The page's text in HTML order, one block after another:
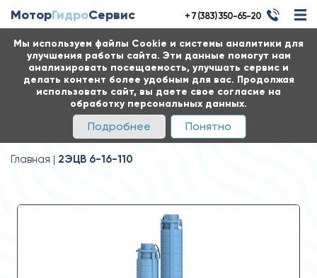
Мы используем файлы Cookie и системы аналитики для
улучшения работы сайта. Эти данные помогут нам
анализировать посещаемость, улучшать сервис и
делать контент более удобным для вас. Продолжая
использовать сайт, вы даете свое согласие на
обработку персональных данных.
Подробнее Понятно
МоторГидроСервис + 7 (383) 350-65-20
Главная 2ЭЦВ 6-16-110